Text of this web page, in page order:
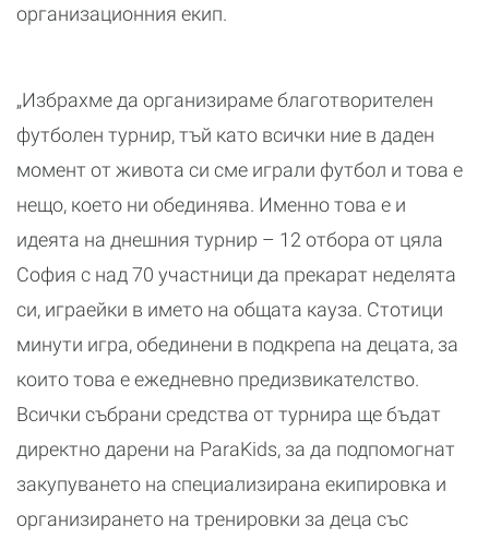
организационния екип.
„Избрахме да организираме благотворителен
футболен турнир, тъй като всички ние в даден
момент от живота си сме играли футбол и това е
нещо, което ни обединява. Именно това е и
идеята на днешния турнир – 12 отбора от цяла
София с над 70 участници да прекарат неделята
си, играейки в името на общата кауза. Стотици
минути игра, обединени в подкрепа на децата, за
които това е ежедневно предизвикателство.
Всички събрани средства от турнира ще бъдат
директно дарени на ParaKids, за да подпомогнат
закупуването на специализирана екипировка и
организирането на тренировки за деца със